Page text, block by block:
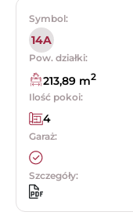
Symbol:
14A
Pow. działki:
213,89 m2
Ilość pokoi:
4
Garaż:
Szczegóły: